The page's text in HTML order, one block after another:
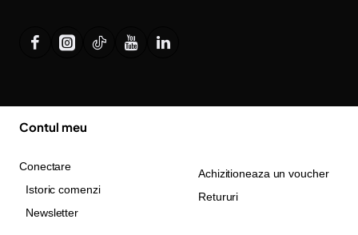
Contul meu
Conectare
Istoric comenzi
Newsletter
Achizitioneaza un voucher
Retururi